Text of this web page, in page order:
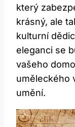
který
krásný, ale
kulturní
eleganci se
vašeho
uměleckého
umění.